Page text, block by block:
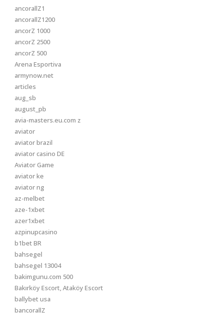
ancorallZ1
ancorallZ1200
ancorZ 1000
ancorZ 2500
ancorZ 500
Arena Esportiva
armynow.net
articles
aug_sb
august_pb
avia-masters.eu.com z
aviator
aviator brazil
aviator casino DE
Aviator Game
aviator ke
aviator ng
az-melbet
aze-1xbet
azer1xbet
azpinupcasino
b1bet BR
bahsegel
bahsegel 13004
bakimgunu.com 500
Bakırköy Escort, Ataköy Escort
ballybet usa
bancorallZ